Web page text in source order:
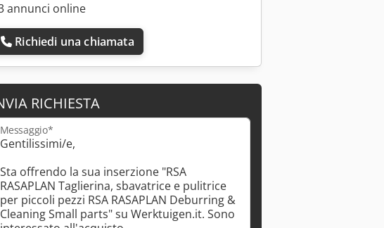
annunci online
Richiedi una chiamata
RICHIESTA
Messaggio*